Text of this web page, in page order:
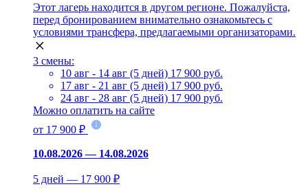
Этот лагерь находится в другом регионе. Пожалуйста,
перед бронированием внимательно ознакомьтесь с
условиями трансфера, предлагаемыми организаторами.
3 смены:
10 авг - 14 авг (5 дней) 17 900 руб.
17 авг - 21 авг (5 дней) 17 900 руб.
24 авг - 28 авг (5 дней) 17 900 руб.
Можно оплатить на сайте
от 17 900 ₽
10.08.2026 — 14.08.2026
5 дней — 17 900 ₽